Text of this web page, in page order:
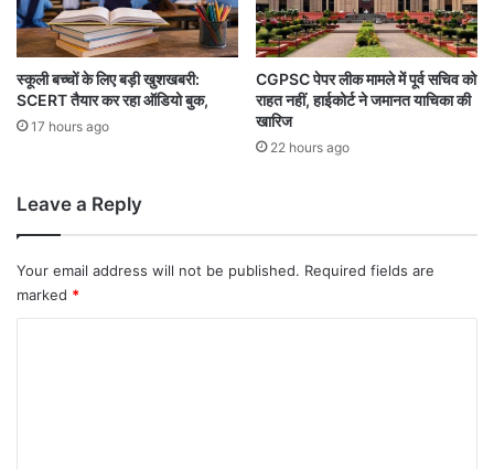
स्कूली बच्चों के लिए बड़ी खुशखबरी:
SCERT तैयार कर रहा ऑडियो बुक,
17 hours ago
CGPSC पेपर लीक मामले में पूर्व सचिव को
राहत नहीं, हाईकोर्ट ने जमानत याचिका की
खारिज
22 hours ago
Leave a Reply
Your email address will not be published. Required fields are
marked *